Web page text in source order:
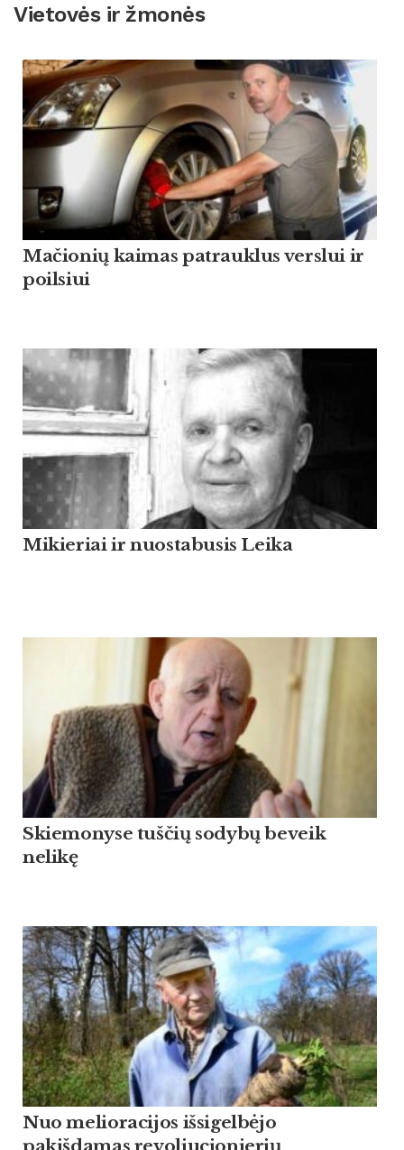
Vietovės ir žmonės
Mačionių kaimas patrauklus verslui ir
poilsiui
Mikieriai ir nuostabusis Leika
Skiemonyse tuščių sodybų beveik
nelikę
Nuo melioracijos išsigelbėjo